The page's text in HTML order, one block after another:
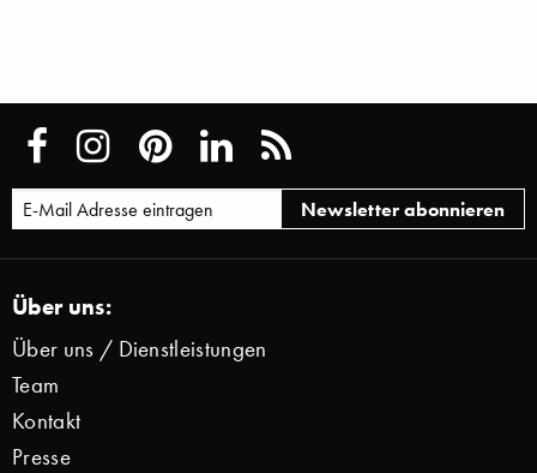
Über uns:
Über uns / Dienstleistungen
Team
Kontakt
Presse